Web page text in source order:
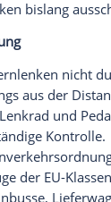
werden –
regelt
November